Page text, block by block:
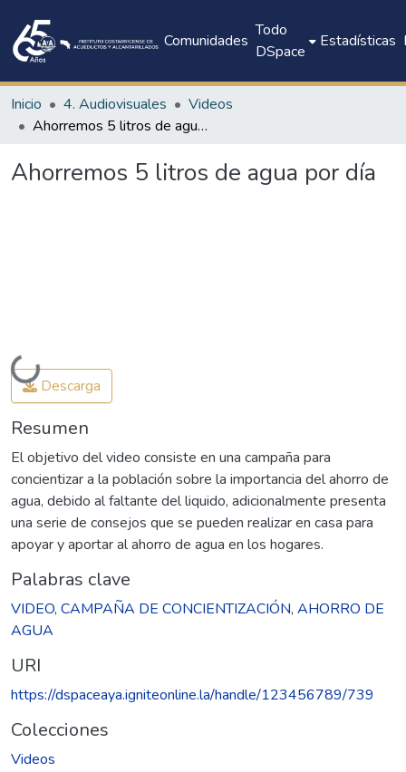
Comunidades
Todo
DSpace
Estadísticas
Inicio 4. Audiovisuales
Videos
Ahorremos 5 litros de agua por día
Ahorremos 5 litros de agua por día
Cargando...
Descarga
Resumen
El objetivo del video consiste en una campaña para
concientizar a la población sobre la importancia del ahorro de
agua, debido al faltante del liquido, adicionalmente presenta
una serie de consejos que se pueden realizar en casa para
apoyar y aportar al ahorro de agua en los hogares.
Palabras clave
VIDEO, CAMPAÑA DE CONCIENTIZACIÓN, AHORRO DE
AGUA
URI
https://dspaceaya.igniteonline.la/handle/123456789/739
Colecciones
Videos